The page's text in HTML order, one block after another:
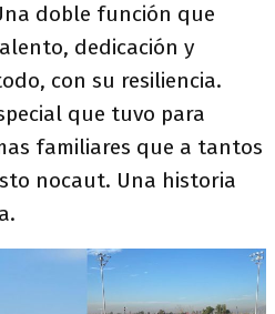
doble función que
dedicación y
con su resiliencia.
que tuvo para
familiares que a tantos
nocaut. Una historia